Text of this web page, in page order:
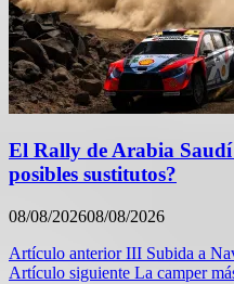
El Rally de Arabia Saudí
posibles sustitutos?
08/08/202608/08/2026
Navegación
Artículo anterior III Subida a
Artículo siguiente La camper